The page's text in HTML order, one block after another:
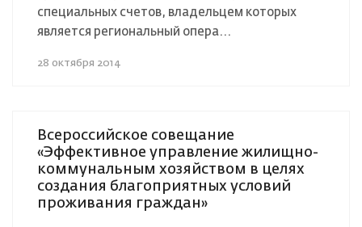
специальных счетов, владельцем которых
является региональный опера...
28 октября 2014
Всероссийское совещание
«Эффективное управление жилищно-
коммунальным хозяйством в целях
создания благоприятных условий
проживания граждан»